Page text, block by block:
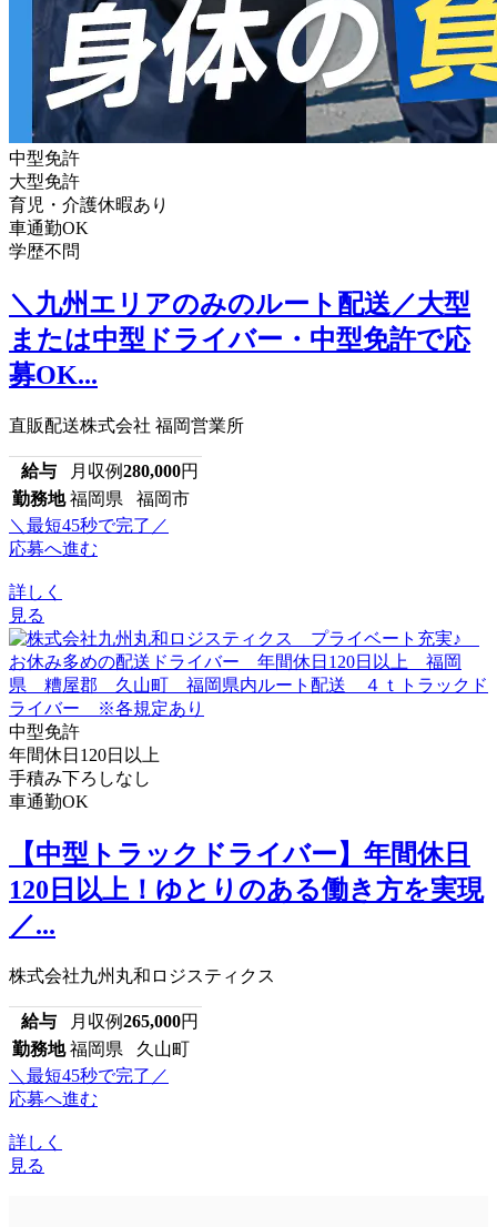
中型免許
大型免許
育児・介護休暇あり
車通勤OK
学歴不問
＼九州エリアのみのルート配送／大型
または中型ドライバー・中型免許で応
募OK...
直販配送株式会社 福岡営業所
給与 月収例280,000円
勤務地 福岡県 福岡市
＼最短45秒で完了／
応募へ進む
詳しく
見る
中型免許
年間休日120日以上
手積み下ろしなし
車通勤OK
【中型トラックドライバー】年間休日
120日以上！ゆとりのある働き方を実現
／...
株式会社九州丸和ロジスティクス
給与 月収例265,000円
勤務地 福岡県 久山町
＼最短45秒で完了／
応募へ進む
詳しく
見る